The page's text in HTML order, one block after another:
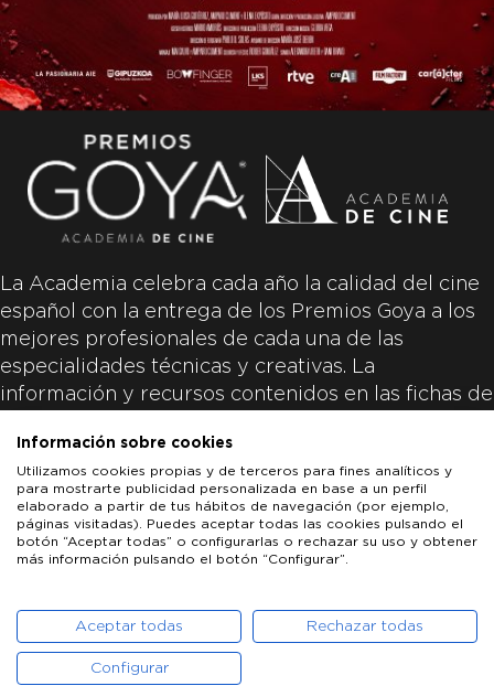
La Academia celebra cada año la calidad del cine
español con la entrega de los Premios Goya a los
mejores profesionales de cada una de las
especialidades técnicas y creativas. La
información y recursos contenidos en las fichas de
productoras de las películas y responsabilidad
única y exclusiva de las mismas.
ACADEMIA DE CINE
PATROCINADORES PRENSA CONTACTO
Información sobre cookies
Utilizamos cookies propias y de terceros para fines analíticos y
para mostrarte publicidad personalizada en base a un perfil
elaborado a partir de tus hábitos de navegación (por ejemplo,
páginas visitadas). Puedes aceptar todas las cookies pulsando el
botón “Aceptar todas” o configurarlas o rechazar su uso y obtener
más información pulsando el botón “Configurar”.
Aceptar todas Rechazar todas
Configurar